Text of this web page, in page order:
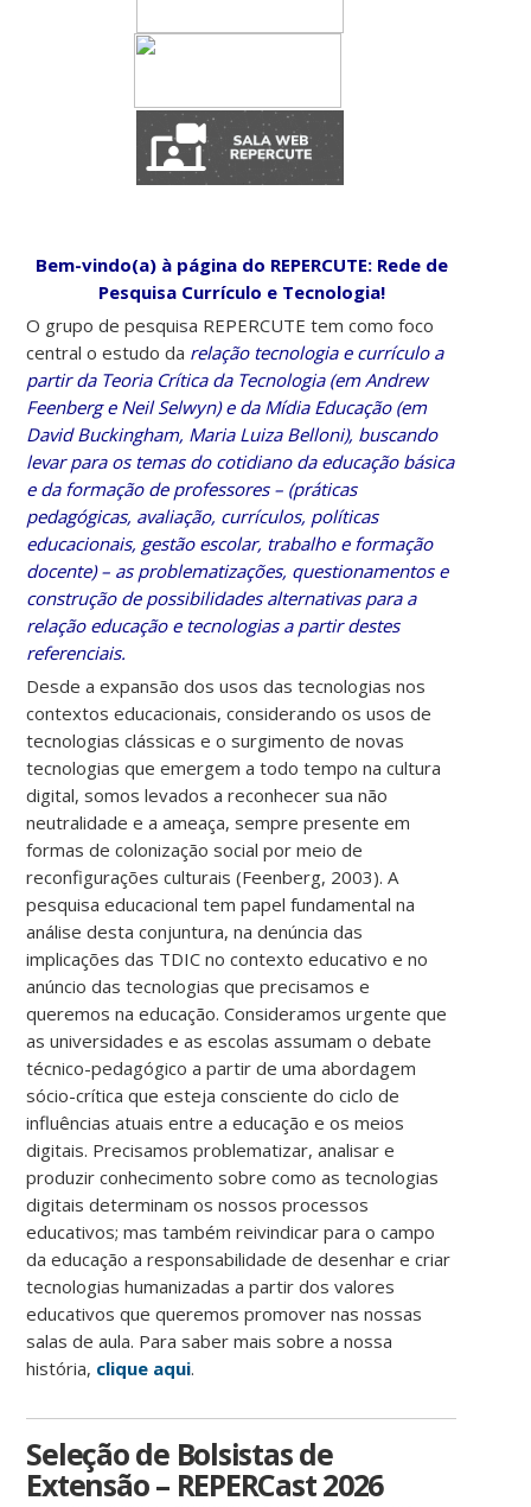
Bem-vindo(a) à página do REPERCUTE: Rede de
Pesquisa Currículo e Tecnologia!
O grupo de pesquisa REPERCUTE tem como foco
central o estudo da relação tecnologia e currículo a
partir da Teoria Crítica da Tecnologia (em Andrew
Feenberg e Neil Selwyn) e da Mídia Educação (em
David Buckingham, Maria Luiza Belloni), buscando
levar para os temas do cotidiano da educação básica
e da formação de professores – (práticas
pedagógicas, avaliação, currículos, políticas
educacionais, gestão escolar, trabalho e formação
docente) – as problematizações, questionamentos e
construção de possibilidades alternativas para a
relação educação e tecnologias a partir destes
referenciais.
Desde a expansão dos usos das tecnologias nos
contextos educacionais, considerando os usos de
tecnologias clássicas e o surgimento de novas
tecnologias que emergem a todo tempo na cultura
digital, somos levados a reconhecer sua não
neutralidade e a ameaça, sempre presente em
formas de colonização social por meio de
reconfigurações culturais (Feenberg, 2003). A
pesquisa educacional tem papel fundamental na
análise desta conjuntura, na denúncia das
implicações das TDIC no contexto educativo e no
anúncio das tecnologias que precisamos e
queremos na educação.Consideramos urgente que
as universidades e as escolas assumam o debate
técnico-pedagógico a partir de uma abordagem
sócio-crítica que esteja consciente do ciclo de
influências atuais entre a educação e os meios
digitais. Precisamos problematizar, analisar e
produzir conhecimento sobre como as tecnologias
digitais determinam os nossos processos
educativos; mas também reivindicar para o campo
da educação a responsabilidade de desenhar e criar
tecnologias humanizadas a partir dos valores
educativos que queremos promover nas nossas
salas de aula. Para saber mais sobre a nossa
história, clique aqui.
Seleção de Bolsistas de
Extensão – REPERCast 2026